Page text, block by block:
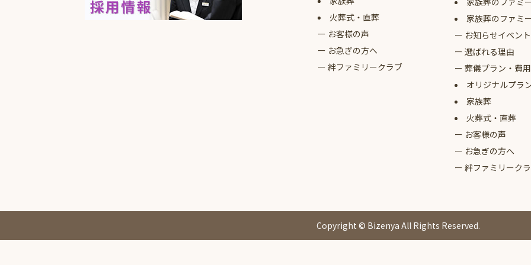
火葬式・直葬
お客様の声
お急ぎの方へ
絆ファミリークラブ
家族葬のファミ
お知らせイベント
選ばれる理由
葬儀プラン・費用
オリジナルプラ
家族葬
火葬式・直葬
お客様の声
お急ぎの方へ
絆ファミリーク
Copyright © Bizenya All Rights Reserved.